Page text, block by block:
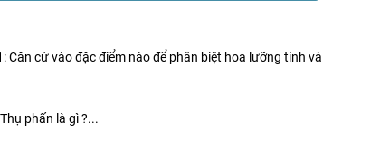
Căn cứ vào đặc điểm nào để phân biệt hoa lưỡng tính và
phấn là gì ?...